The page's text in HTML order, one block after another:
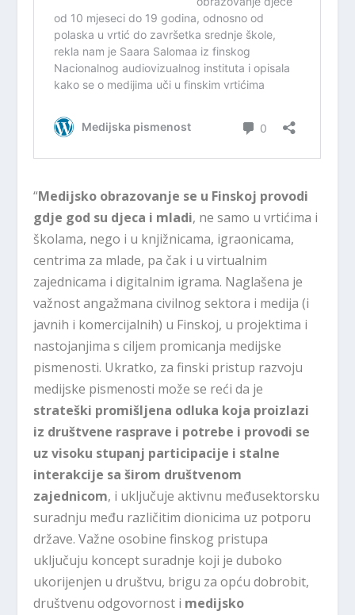
“Medijsko obrazovanje se u Finskoj provodi
gdje god su djeca i mladi, ne samo u vrtićima i
školama, nego i u knjižnicama, igraonicama,
centrima za mlade, pa čak i u virtualnim
zajednicama i digitalnim igrama. Naglašena je
važnost angažmana civilnog sektora i medija (i
javnih i komercijalnih) u Finskoj, u projektima i
nastojanjima s ciljem promicanja medijske
pismenosti. Ukratko, za finski pristup razvoju
medijske pismenosti može se reći da je
strateški promišljena odluka koja proizlazi
iz društvene rasprave i potrebe i provodi se
uz visoku stupanj participacije i stalne
interakcije sa širom društvenom
zajednicom, i uključuje aktivnu međusektorsku
suradnju među različitim dionicima uz potporu
države. Važne osobine finskog pristupa
uključuju koncept suradnje koji je duboko
ukorijenjen u društvu, brigu za opću dobrobit,
društvenu odgovornost i medijsko